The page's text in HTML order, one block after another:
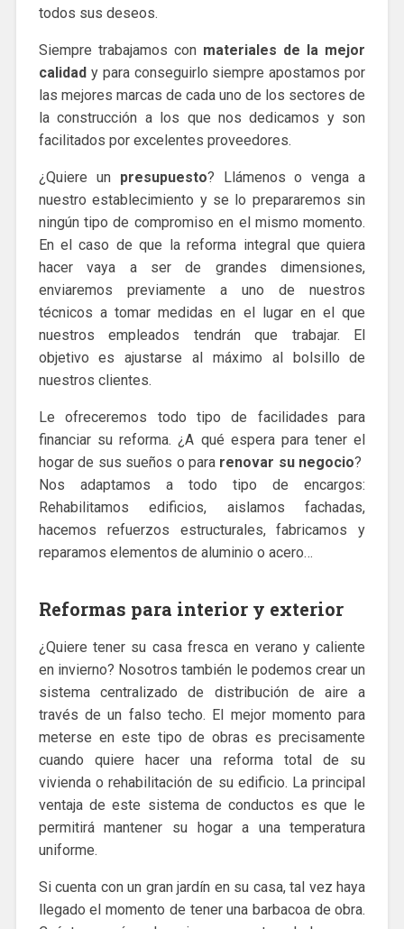
todos sus deseos.
Siempre trabajamos con materiales de la mejor
calidady para conseguirlo siempre apostamos por
las mejores marcas de cada uno de los sectores de
la construcción a los que nos dedicamos y son
facilitados por excelentes proveedores.
¿Quiere un presupuesto? Llámenos o venga a
nuestro establecimiento y se lo prepararemos sin
ningún tipo de compromiso en el mismo momento.
En el caso de que la reforma integral que quiera
hacer vaya a ser de grandes dimensiones,
enviaremos previamente a uno de nuestros
técnicos a tomar medidas en el lugar en el que
nuestros empleados tendrán que trabajar. El
objetivo es ajustarse al máximo al bolsillo de
nuestros clientes.
Le ofreceremos todo tipo de facilidades para
financiar su reforma. ¿A qué espera para tener el
hogar de sus sueños o para renovar su negocio?
Nos adaptamos a todo tipo de encargos:
Rehabilitamos edificios, aislamos fachadas,
hacemos refuerzos estructurales, fabricamos y
reparamos elementos de aluminio o acero…
Reformas para interior y exterior
¿Quiere tener su casa fresca en verano y caliente
en invierno? Nosotros también le podemos crear un
sistema centralizado de distribución de aire a
través de un falso techo. El mejor momento para
meterse en este tipo de obras es precisamente
cuando quiere hacer una reforma total de su
vivienda o rehabilitación de su edificio. La principal
ventaja de este sistema de conductos es que le
permitirá mantener su hogar a una temperatura
uniforme.
Si cuenta con un gran jardín en su casa, tal vez haya
llegado el momento de tener una barbacoa de obra.